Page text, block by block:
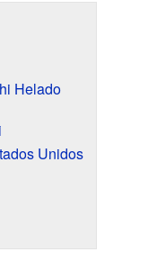
Helado
Unidos